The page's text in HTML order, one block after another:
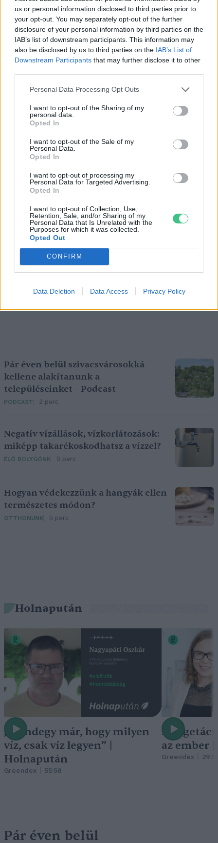
us or personal information disclosed to third parties prior to
your opt-out. You may separately opt-out of the further
disclosure of your personal information by third parties on the
IAB’s list of downstream participants. This information may
also be disclosed by us to third parties on the IAB’s List of
Downstream Participants that may further disclose it to other
Personal Data Processing Opt Outs
I want to opt-out of the Sharing of my
personal data.
Opted In
I want to opt-out of the Sale of my
Personal Data.
Opted In
I want to opt-out of processing my
Personal Data for Targeted Advertising.
Opted In
I want to opt-out of Collection, Use,
Retention, Sale, and/or Sharing of my
Personal Data that Is Unrelated with the
Purposes for which it was collected.
Opted Out
CONFIRM
Data Deletion Data Access Privacy Policy
Valami támpontot adnak az úgynevezett
fáradt kövek, mert – valószínűleg babonából –
ha szállítás közben baleset történt, akár
követ már nem vitték tovább. Azt is lehet
tudni, hogy rámpákat építettek, és azokon
csúsztatták a köveket, de akármennyi ember
áll is rendelkezésre, egy kőtömbhöz nem tud
hozzáférni egyszerre száz ember, csak
boldogulhattak!
Fotók: Canva
Sápi Zsófia
Pár éven belül szivacsvárosokká
kellene alakítanunk a
településeinket – Podcast
PODCAST 2 perc
Negatív vízállások, vízkorlátozások:
miképp takarékoskodhatsz a vízzel?
ÉLŐ BOLYGÓNK 5 perc
Hogyan védekezzünk a hangyák ellen
természetes módon?
OTTHONUNK 5 perc
Holnapután
„Mindegy már, hogy milyen
víz, csak víz legyen” |
Holnapután
Greendex 55:58
A
az ember
Greendex
Pár éven belül